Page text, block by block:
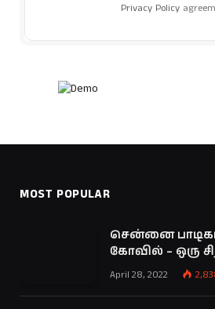
Privacy Policy
MOST POPULAR
சென்னை
கோவில் – ஒரு
April 28, 2022